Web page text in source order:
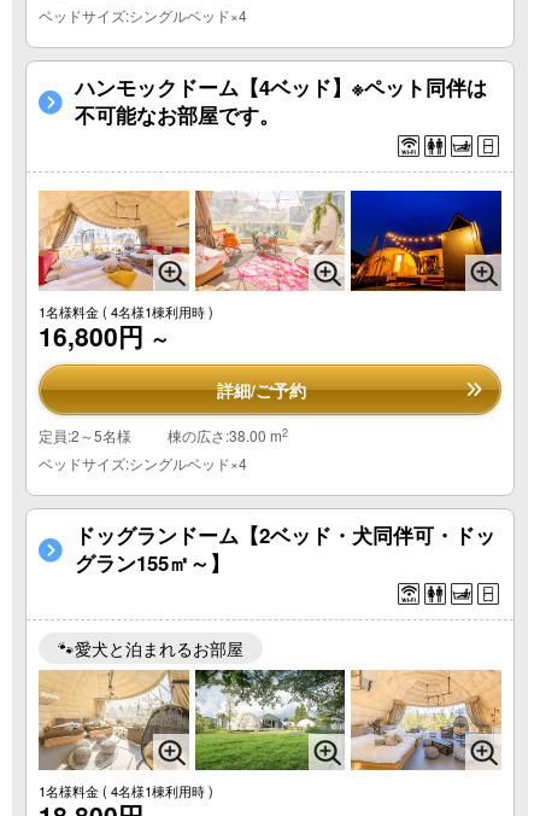
ベッドサイズ:シングルベッド×4
ハンモックドーム【4ベッド】※ペット同伴は
不可能なお部屋です。
1名様料金( 4名様1棟利用時 )
16,800円 ～
詳細/ご予約
定員:2～5名様 棟の広さ:38.00 m2
ベッドサイズ:シングルベッド×4
ドッグランドーム【2ベッド・犬同伴可・ドッ
グラン155㎡～】
🐾愛犬と泊まれるお部屋
1名様料金( 4名様1棟利用時 )